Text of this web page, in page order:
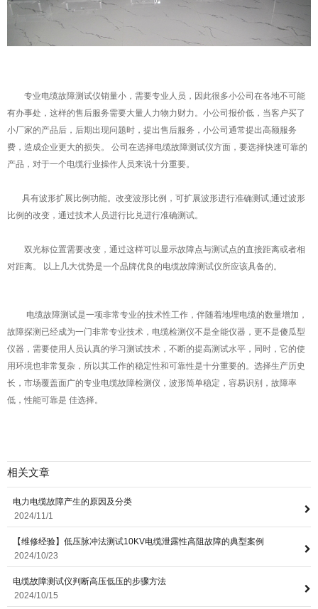
专业电缆故障测试仪销量小，需要专业人员，因此很多小公司在各地不可能
有办事处，这样的售后服务需要大量人力物力财力。小公司报价低，当客户买了
小厂家的产品后，后期出现问题时，提出售后服务，小公司通常提出高额服务
费，造成企业更大的损失。 公司在选择电缆故障测试仪方面，要选择快速可靠的
产品，对于一个电缆行业操作人员来说十分重要。
具有波形扩展比例功能。改变波形比例，可扩展波形进行准确测试,通过波形
比例的改变，通过技术人员进行比兑进行准确测试。
双光标位置需要改变，通过这样可以显示故障点与测试点的直接距离或者相
对距离。 以上几大优势是一个品牌优良的电缆故障测试仪所应该具备的。
电缆故障测试是一项非常专业的技术性工作，伴随着地埋电缆的数量增加，
故障探测已经成为一门非常专业技术，电缆检测仪不是全能仪器，更不是傻瓜型
仪器，需要使用人员认真的学习测试技术，不断的提高测试水平，同时，它的使
用环境也非常复杂，所以其工作的稳定性和可靠性是十分重要的。选择生产历史
长，市场覆盖面广的专业电缆故障检测仪，波形简单稳定，容易识别，故障率
低，性能可靠是 佳选择。
相关文章
电力电缆故障产生的原因及分类
2024/11/1
【维修经验】低压脉冲法测试10KV电缆泄露性高阻故障的典型案例
2024/10/23
电缆故障测试仪判断高压低压的步骤方法
2024/10/15